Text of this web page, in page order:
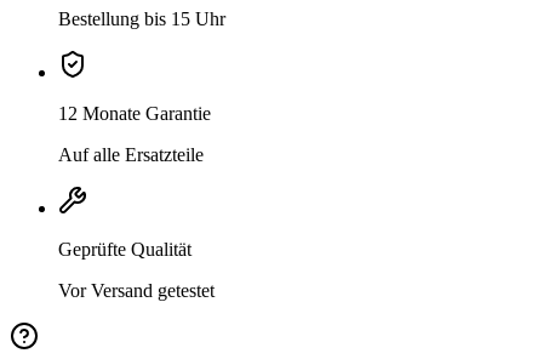
Bestellung bis 15 Uhr
12 Monate Garantie
Auf alle Ersatzteile
Geprüfte Qualität
Vor Versand getestet